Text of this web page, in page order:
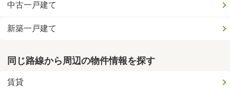
中古一戸建て
新築一戸建て
同じ路線から周辺の物件情報を探す
賃貸